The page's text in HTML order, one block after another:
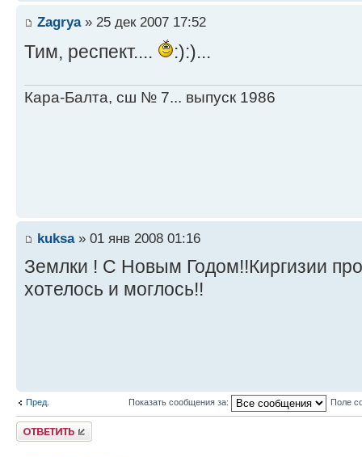
Zagrya» 25 дек 2007 17:52
Тим, респект.... :):)...
Кара-Балта, сш № 7... выпуск 1986
kuksa» 01 янв 2008 01:16
Землки ! С Новым Годом!!Киргизии
хотелось и моглось!!
Пред. Показать сообщения за: Поле
Ответить